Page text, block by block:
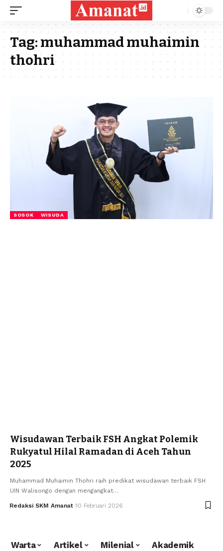
Tag:muhammad muhaimin
thohri
SOSOK WISUDA
Wisudawan Terbaik FSH Angkat Polemik
Rukyatul Hilal Ramadan di Aceh Tahun
2025
Muhammad Muhaimin Thohri raih predikat wisudawan terbaik FSH
UIN Walisongo dengan mengangkat…
Redaksi SKM Amanat 10 Februari 2026
Warta Artikel Milenial Akademik